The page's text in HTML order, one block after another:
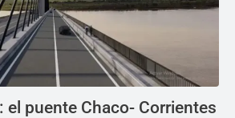
el puente Chaco- Corrientes